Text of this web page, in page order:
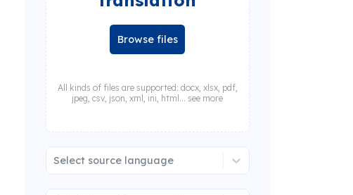
Browse files
All kinds of files are supported: docx, xlsx, pdf,
jpeg, csv, json, xml, ini, html... see more
Select source language